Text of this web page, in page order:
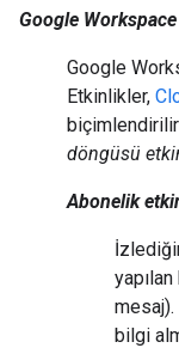
Google
Google
Etkinlikler,
döngüsü
Abonelik
mesaj).
bilgi